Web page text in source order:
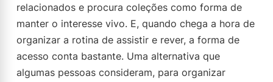
relacionados e procura coleções como forma de
manter o interesse vivo. E, quando chega a hora de
organizar a rotina de assistir e rever, a forma de
acesso conta bastante. Uma alternativa que
algumas pessoas consideram, para organizar